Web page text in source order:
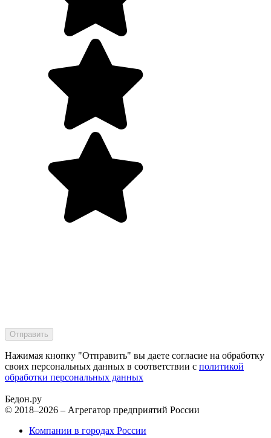
Нажимая кнопку "Отправить" вы даете согласие на обработку
своих персональных данных в соответствии с политикой
обработки персональных данных
Бедон.ру
© 2018–2026 – Агрегатор предприятий России
Компании в городах России